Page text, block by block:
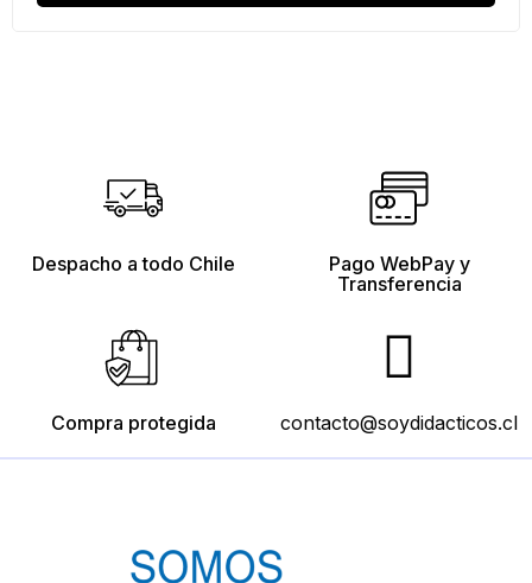
Despacho a todo Chile
Pago WebPay y
Transferencia
Compra protegida contacto@soydidacticos.cl